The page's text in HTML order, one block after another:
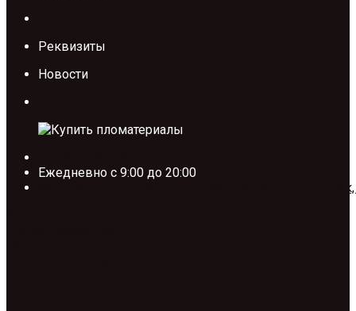
Реквизиты
Новости
Ежедневно с 9:00 до 20:00
Москва, Проектируемый проезд №134, ТП.